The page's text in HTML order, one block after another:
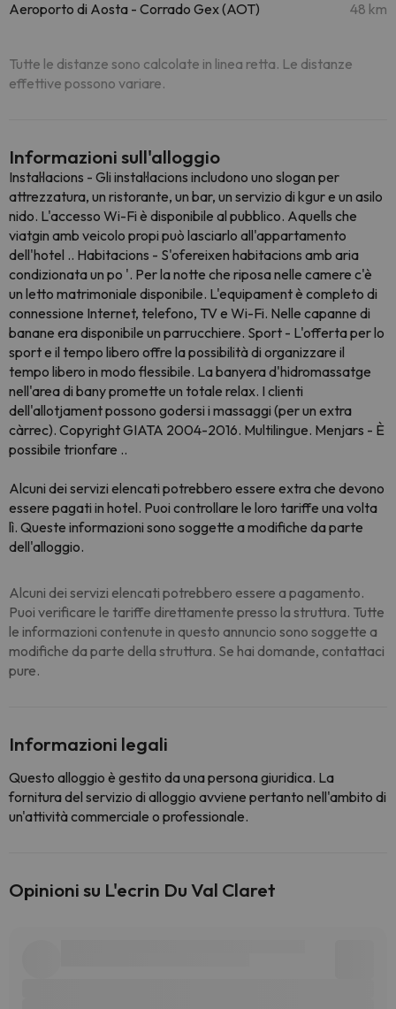
Aeroporto di Aosta - Corrado Gex (AOT) 48 km
Tutte le distanze sono calcolate in linea retta. Le distanze
effettive possono variare.
Informazioni sull'alloggio
Instal·lacions - Gli instal·lacions includono uno slogan per
attrezzatura, un ristorante, un bar, un servizio di kgur e un asilo
nido. L'accesso Wi-Fi è disponibile al pubblico. Aquells che
viatgin amb veicolo propi può lasciarlo all'appartamento
dell'hotel .. Habitacions - S'ofereixen habitacions amb aria
condizionata un po '. Per la notte che riposa nelle camere c'è
un letto matrimoniale disponibile. L'equipament è completo di
connessione Internet, telefono, TV e Wi-Fi. Nelle capanne di
banane era disponibile un parrucchiere. Sport - L'offerta per lo
sport e il tempo libero offre la possibilità di organizzare il
tempo libero in modo flessibile. La banyera d'hidromassatge
nell'area di bany promette un totale relax. I clienti
dell'allotjament possono godersi i massaggi (per un extra
càrrec). Copyright GIATA 2004-2016. Multilingue. Menjars - È
possibile trionfare ..
Alcuni dei servizi elencati potrebbero essere extra che devono
essere pagati in hotel. Puoi controllare le loro tariffe una volta
lì. Queste informazioni sono soggette a modifiche da parte
dell'alloggio.
Alcuni dei servizi elencati potrebbero essere a pagamento.
Puoi verificare le tariffe direttamente presso la struttura. Tutte
le informazioni contenute in questo annuncio sono soggette a
modifiche da parte della struttura. Se hai domande, contattaci
pure.
Informazioni legali
Questo alloggio è gestito da una persona giuridica. La
fornitura del servizio di alloggio avviene pertanto nell'ambito di
un'attività commerciale o professionale.
Opinioni su L'ecrin Du Val Claret